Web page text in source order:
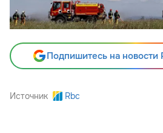
Подпишитесь на новости
Источник Rbc